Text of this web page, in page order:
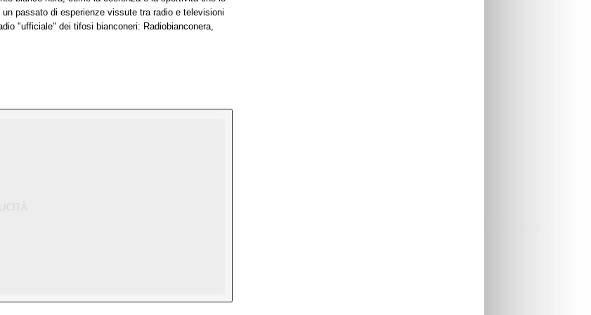
passato di esperienze vissute tra radio e televisioni
"ufficiale" dei tifosi bianconeri: Radiobianconera,